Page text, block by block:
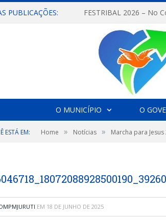
PUBLICAÇÕES:
O MUNICÍPIO O
ESTÁ EM: Home » Notícias » Marcha para Jesus
EM 18 DE JUNHO DE 2025